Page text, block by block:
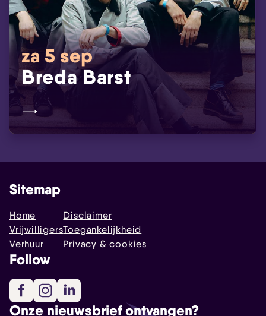
za 5 sep
Breda Barst
Sitemap
Home
Vrijwilligers
Verhuur
Disclaimer
Toegankelijkheid
Privacy & cookies
Follow
FacebookInstagram
Onze nieuwsbrief ontvangen?